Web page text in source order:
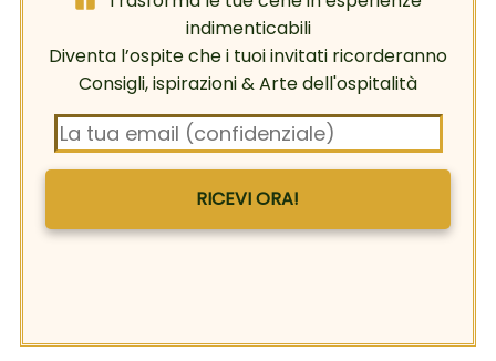
indimenticabili
Diventa l’ospite che i tuoi invitati ricorderanno
Consigli, ispirazioni & Arte dell'ospitalità
RICEVI ORA!